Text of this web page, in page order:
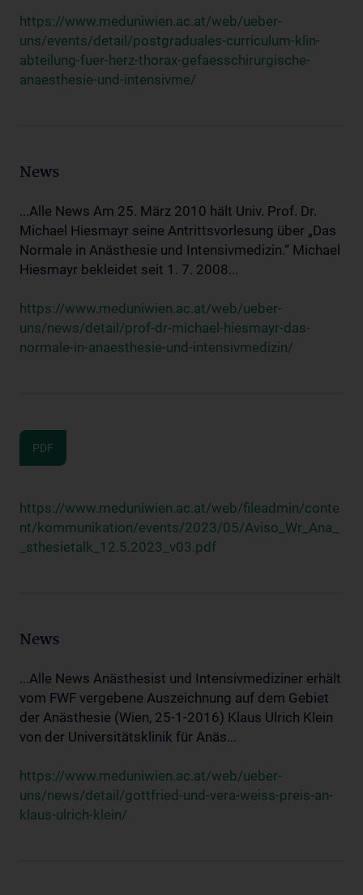
https://www.meduniwien.ac.at/web/ueber-
uns/events/detail/postgraduales-curriculum-klin-
abteilung-fuer-herz-thorax-gefaesschirurgische-
anaesthesie-und-intensivme/
News
...Alle News Am 25. März 2010 hält Univ. Prof. Dr.
Michael Hiesmayr seine Antrittsvorlesung über „Das
Normale in Anästhesie und Intensivmedizin.“ Michael
Hiesmayr bekleidet seit 1. 7. 2008...
https://www.meduniwien.ac.at/web/ueber-
uns/news/detail/prof-dr-michael-hiesmayr-das-
normale-in-anaesthesie-und-intensivmedizin/
PDF
https://www.meduniwien.ac.at/web/fileadmin/conte
nt/kommunikation/events/2023/05/Aviso_Wr_Ana_
_sthesietalk_12.5.2023_v03.pdf
News
...Alle News Anästhesist und Intensivmediziner erhält
vom FWF vergebene Auszeichnung auf dem Gebiet
der Anästhesie (Wien, 25-1-2016) Klaus Ulrich Klein
von der Universitätsklinik für Anäs...
https://www.meduniwien.ac.at/web/ueber-
uns/news/detail/gottfried-und-vera-weiss-preis-an-
klaus-ulrich-klein/